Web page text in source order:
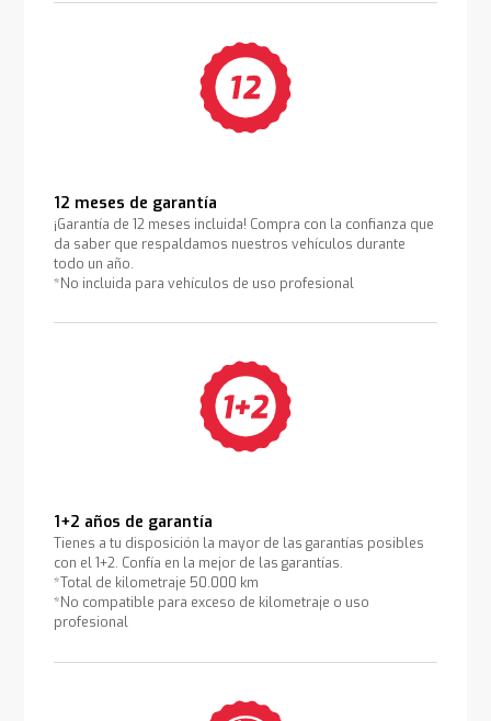
12 meses de garantía
¡Garantía de 12 meses incluida! Compra con la confianza que
da saber que respaldamos nuestros vehículos durante
todo un año.
*No incluida para vehículos de uso profesional
1+2 años de garantía
Tienes a tu disposición la mayor de las garantías posibles
con el 1+2. Confía en la mejor de las garantías.
*Total de kilometraje 50.000 km
*No compatible para exceso de kilometraje o uso
profesional